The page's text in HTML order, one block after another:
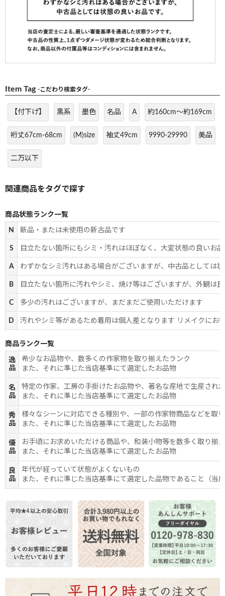
Item Tag -こだわり検索タグ-
【付下げ】 黒系 墨色 名品 A 約160cm～約169cm
裄丈67cm-68cm (M)size 袖丈49cm 9990-29990 美品
二万以下
商品状態ランク一覧
N 新品・または未使用の新古品です
S 目立たない箇所にもシミ・汚れはほぼなく、大変状態の良いお
A わずかなシミ汚れはある場合がございますが、中古品としては
B 目立たない箇所に汚れやシミ、焼け等はございますが、外観は
C 多少の汚れはございますが、まだまだご使用いただけます
D 汚れやシミ等があるため着用は個人差となります リメイクにお
商品ランク一覧
逸
品
希少なお品物や、数多くの作家物を取り揃えたランク
また、それに準じた当店基準にて選定したお品物
名
品
特定の作家、工房の手掛けたお品物や、著名な産地で生産され
また、それに準じた当店基準にて選定したお品物
秀
品
様々なシーンに対応できる種別や、一部の作家物商品などを取
また、それに準じた当店基準にて選定したお品物
優
品
お手頃にお求めいただける商品や、和装小物等を数多く取り揃
また、それに準じた当店基準にて選定したお品物
良
品
年代が経っていて状態がよくないもの
また、それに準じた当店基準にて選定した品物であること（当